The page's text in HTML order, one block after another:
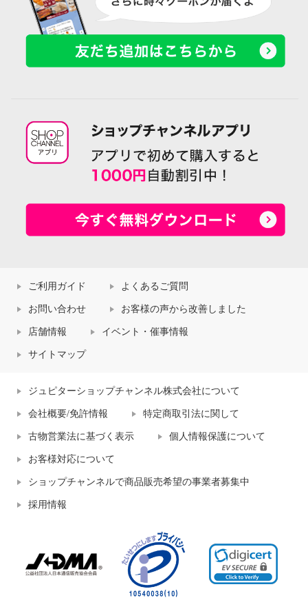
ご利用ガイド よくあるご質問
お問い合わせ お客様の声から改善しました
店舗情報 イベント・催事情報
サイトマップ
ジュピターショップチャンネル株式会社について
会社概要/免許情報 特定商取引法に関して
古物営業法に基づく表示 個人情報保護について
お客様対応について
ショップチャンネルで商品販売希望の事業者募集中
採用情報